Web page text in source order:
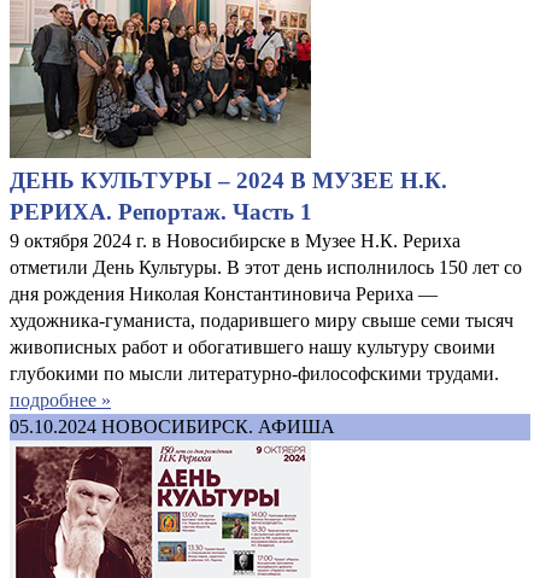
ДЕНЬ КУЛЬТУРЫ – 2024 В МУЗЕЕ Н.К.
РЕРИХА. Репортаж. Часть 1
9 октября 2024 г. в Новосибирске в Музее Н.К. Рериха
отметили День Культуры. В этот день исполнилось 150 лет со
дня рождения Николая Константиновича Рериха —
художника-гуманиста, подарившего миру свыше семи тысяч
живописных работ и обогатившего нашу культуру своими
глубокими по мысли литературно-философскими трудами.
подробнее »
05.10.2024 НОВОСИБИРСК. АФИША